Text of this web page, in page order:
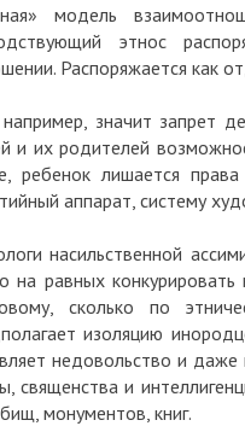
модель
этнос
Распоряжается как
значит запрет
и их родителей
ребенок лишается
аппарат, систему
насильственной
на равных
сколько по
изоляцию
недовольство и
священства и
монументов, книг.